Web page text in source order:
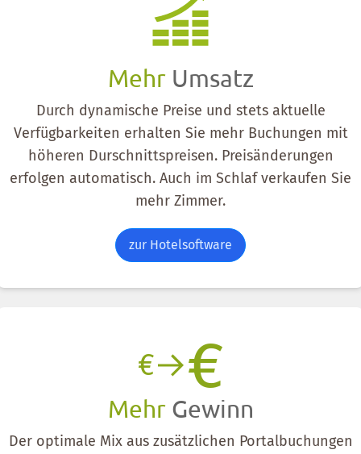
MehrUmsatz
Durch dynamische Preise und stets aktuelle
Verfügbarkeiten erhalten Sie mehr Buchungen mit
höheren Durschnittspreisen. Preisänderungen
erfolgen automatisch. Auch im Schlaf verkaufen Sie
mehr Zimmer.
zur Hotelsoftware
€ €
MehrGewinn
Der optimale Mix aus zusätzlichen Portalbuchungen